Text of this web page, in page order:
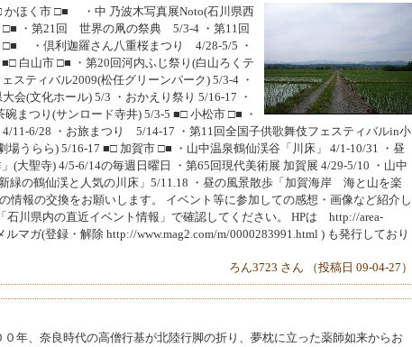
かほく市 □■ ・中 乃波木写真展Noto(石川県西
□■ ・第21回 世界の凧の祭典 5/3-4 ・第11回
□■ ・倶利迦羅さん八重桜まつり 4/28-5/5 ・
白山市 □■ ・第20回河内ふじ祭り(白山ろくテ
スティバル2009(松任グリーンパーク) 5/3-4 ・
会(文化ホール) 5/3 ・おかえり祭り 5/16-17 ・
まつり(サンロード寺井) 5/3-5 ■□ 小松市 □■ ・
11-6/28 ・お旅まつり 5/14-17 ・第11回全国子供歌舞伎フェスティバルin小
■□ 加賀市 □■ ・山中温泉鶴仙渓谷「川床」 4/1-10/31 ・昼
(大聖寺) 4/5-6/14の毎週日曜日 ・第65回現代美術展 加賀展 4/29-5/10 ・山中
緑の鶴仙渓と人気の川床」5/11.18 ・昼の風景散歩「加賀海岸 海と山を楽
情報の交換をお願いします。 イベント等に参加しての感想・画像など紹介し
石川県内の直近イベント情報」で確認してください。 HPは http://area-
マガ(登録・解除 http://www.mag2.com/m/0000283991.html ) も発行しており
ろん3723 さん （投稿日 09-04-27）
０年、奈良時代の高僧行基が北陸行脚の折り、夢枕に立った薬師如来からお